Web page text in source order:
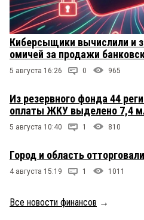
Киберсыщики вычислили и
омичей за продажи
5 августа 16:26 0 965
Из резервного фонда 44
оплаты ЖКУ выделено 7,4
5 августа 10:40 1 810
Город и область
4 августа 15:19 1 1011
Все новости финансов →